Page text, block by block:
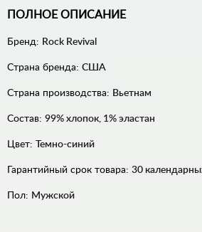
ПОЛНОЕ ОПИСАНИЕ
Бренд: Rock Revival
Страна бренда: США
Страна производства: Вьетнам
Состав: 99% хлопок, 1% эластан
Цвет: Темно-синий
Гарантийный срок товара: 30
Пол: Мужской